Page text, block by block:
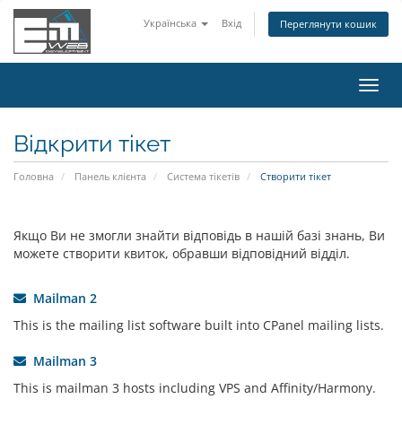
Українська Вхід Переглянути кошик
Відкрити тікет
Головна Панель клієнта Система тікетів Створити тікет
Якщо Ви не змогли знайти відповідь в нашій базі знань, Ви
можете створити квиток, обравши відповідний відділ.
Mailman 2
This is the mailing list software built into CPanel mailing lists.
Mailman 3
This is mailman 3 hosts including VPS and Affinity/Harmony.